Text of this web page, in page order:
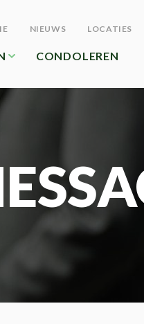
NIEUWS LOCATIES
CONDOLEREN